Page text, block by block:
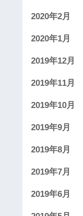
2020年2月
2020年1月
2019年12月
2019年11月
2019年10月
2019年9月
2019年8月
2019年7月
2019年6月